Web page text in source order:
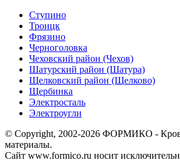
Ступино
Троицк
Фрязино
Черноголовка
Чеховский район (Чехов)
Шатурский район (Шатура)
Щелковский район (Щелково)
Щербинка
Электросталь
Электроугли
© Copyright, 2002-2026 ФОРМИКО -
материалы.
Сайт www.formico.ru носит